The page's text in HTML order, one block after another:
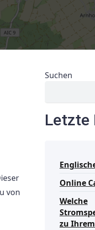
von
Suchen
Letzte
Online
Welche
zu